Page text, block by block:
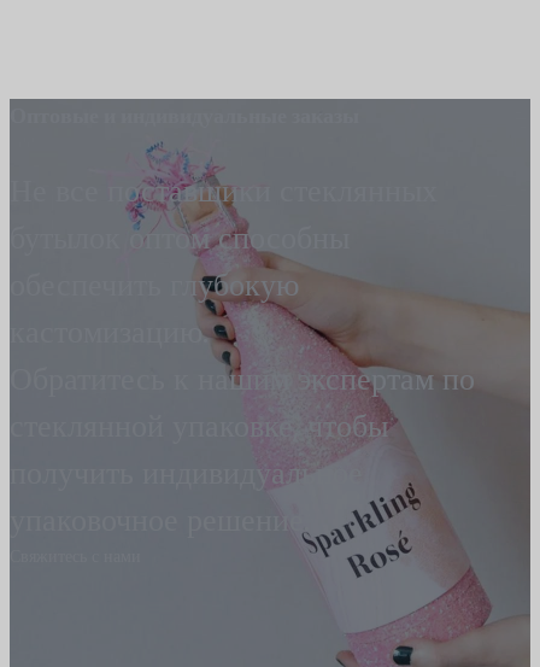
Не все поставщики стеклянных
бутылок оптом способны
обеспечить глубокую
кастомизацию.
Обратитесь к нашим экспертам по
стеклянной упаковке, чтобы
получить индивидуальное